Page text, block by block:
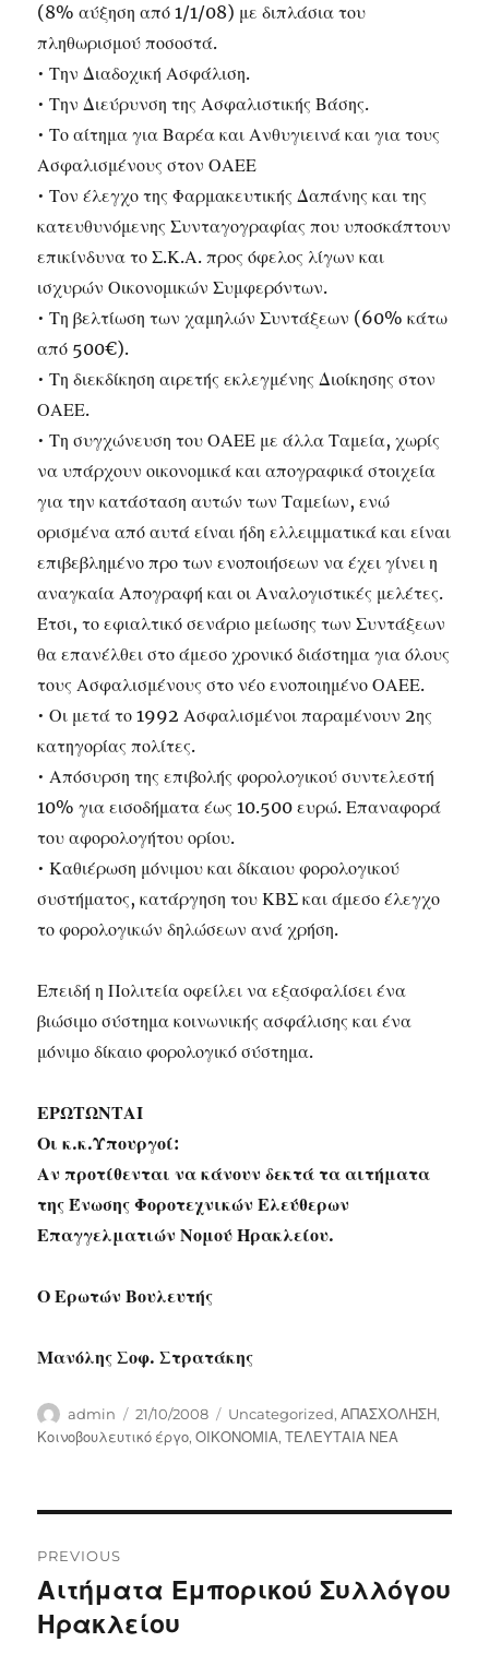
(8% αύξηση από 1/1/08) με διπλάσια του
πληθωρισμού ποσοστά.
• Την Διαδοχική Ασφάλιση.
• Την Διεύρυνση της Ασφαλιστικής Βάσης.
• Το αίτημα για Βαρέα και Ανθυγιεινά και για τους
Ασφαλισμένους στον ΟΑΕΕ
• Τον έλεγχο της Φαρμακευτικής Δαπάνης και της
κατευθυνόμενης Συνταγογραφίας που υποσκάπτουν
επικίνδυνα το Σ.Κ.Α. προς όφελος λίγων και
ισχυρών Οικονομικών Συμφερόντων.
• Τη βελτίωση των χαμηλών Συντάξεων (60% κάτω
από 500€).
• Τη διεκδίκηση αιρετής εκλεγμένης Διοίκησης στον
ΟΑΕΕ.
• Τη συγχώνευση του ΟΑΕΕ με άλλα Ταμεία, χωρίς
να υπάρχουν οικονομικά και απογραφικά στοιχεία
για την κατάσταση αυτών των Ταμείων, ενώ
ορισμένα από αυτά είναι ήδη ελλειμματικά και είναι
επιβεβλημένο προ των ενοποιήσεων να έχει γίνει η
αναγκαία Απογραφή και οι Αναλογιστικές μελέτες.
Έτσι, το εφιαλτικό σενάριο μείωσης των Συντάξεων
θα επανέλθει στο άμεσο χρονικό διάστημα για όλους
τους Ασφαλισμένους στο νέο ενοποιημένο ΟΑΕΕ.
• Οι μετά το 1992 Ασφαλισμένοι παραμένουν 2ης
κατηγορίας πολίτες.
• Απόσυρση της επιβολής φορολογικού συντελεστή
10% για εισοδήματα έως 10.500 ευρώ. Επαναφορά
του αφορολογήτου ορίου.
• Καθιέρωση μόνιμου και δίκαιου φορολογικού
συστήματος, κατάργηση του ΚΒΣ και άμεσο έλεγχο
το φορολογικών δηλώσεων ανά χρήση.
Επειδή η Πολιτεία οφείλει να εξασφαλίσει ένα
βιώσιμο σύστημα κοινωνικής ασφάλισης και ένα
μόνιμο δίκαιο φορολογικό σύστημα.
ΕΡΩΤΩΝΤΑΙ
Οι κ.κ.Υπουργοί:
Αν προτίθενται να κάνουν δεκτά τα αιτήματα
της Ένωσης Φοροτεχνικών Ελεύθερων
Επαγγελματιών Νομού Ηρακλείου.
Ο Ερωτών Βουλευτής
Μανόλης Σοφ. Στρατάκης
Author
admin
Posted
on
21/10/2008 Categories
Uncategorized,ΑΠΑΣΧΟΛΗΣΗ,
Κοινοβουλευτικό έργο,ΟΙΚΟΝΟΜΙΑ,ΤΕΛΕΥΤΑΙΑ ΝΕΑ
navigation
PREVIOUS
Previous
post:
Αιτήματα Εμπορικού Συλλόγου
Ηρακλείου